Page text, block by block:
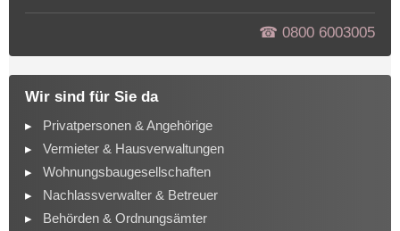
☎︎ 0800 6003005
Wir sind für Sie da
Privatpersonen & Angehörige
Vermieter & Hausverwaltungen
Wohnungsbaugesellschaften
Nachlassverwalter & Betreuer
Behörden & Ordnungsämter